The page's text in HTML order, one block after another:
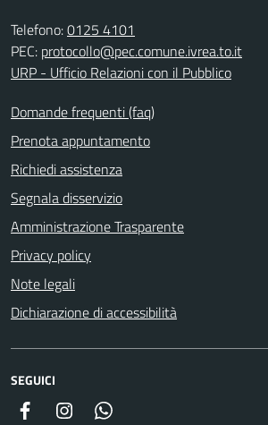
Telefono:0125 4101
PEC: protocollo@pec.comune.ivrea.to.it
URP - Ufficio Relazioni con il Pubblico
Domande frequenti (faq)
Prenota appuntamento
Richiedi assistenza
Segnala disservizio
Amministrazione Trasparente
Privacy policy
Note legali
Dichiarazione di accessibilità
SEGUICI
Facebook Instagram